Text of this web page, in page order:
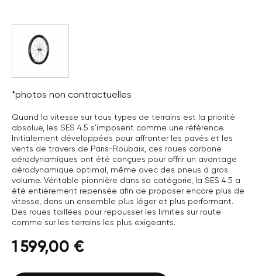
*photos non contractuelles
Quand la vitesse sur tous types de terrains est la priorité
absolue, les SES 4.5 s’imposent comme une référence.
Initialement développées pour affronter les pavés et les
vents de travers de Paris-Roubaix, ces roues carbone
aérodynamiques ont été conçues pour offrir un avantage
aérodynamique optimal, même avec des pneus à gros
volume. Véritable pionnière dans sa catégorie, la SES 4.5 a
été entièrement repensée afin de proposer encore plus de
vitesse, dans un ensemble plus léger et plus performant.
Des roues taillées pour repousser les limites sur route
comme sur les terrains les plus exigeants.
1 599,00 €